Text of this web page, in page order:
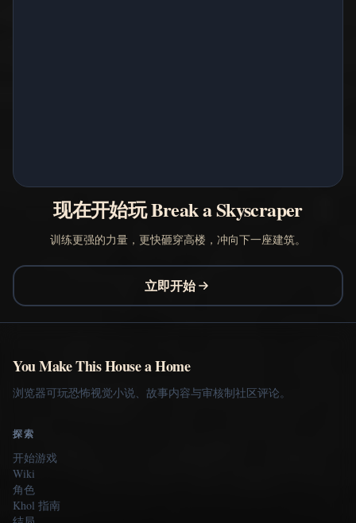
现在开始玩 Break a Skyscraper
训练更强的力量，更快砸穿高楼，冲向下一座建筑。
立即开始
You Make This House a Home
浏览器可玩恐怖视觉小说、故事内容与审核制社区评论。
探索
开始游戏
Wiki
角色
Khol 指南